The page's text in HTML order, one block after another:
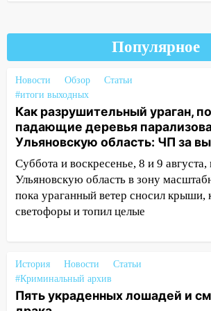
Боль, скованность и
дисков: как повседневные
03:00 День скрытых ловушек
внезапных подарков судьбы:
на 10 августа
09.08.2026
21:58 В Ульяновске около
моста утопили автомобиль
20:20 Итоги 9 августа в
коллапс
19:43 Из-за ураганного
деревья в парке «Победы»
Популярное
Новости Обзор
Статьи
#итоги выходных
Как разрушительный ураган,
падающие деревья
Ульяновскую область: ЧП за
Суббота и воскресенье, 8 и 9 августа,
Ульяновскую область в зону
пока ураганный ветер сносил крыши,
светофоры и топил целые
История Новости
Статьи
#Криминальный архив
Пять украденных лошадей и